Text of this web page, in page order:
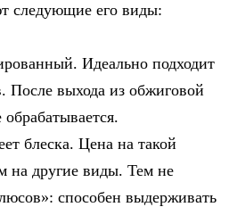
следующие его виды:
Идеально подходит
После выхода из обжиговой
блеска. Цена на такой
на другие виды. Тем не
способен выдерживать